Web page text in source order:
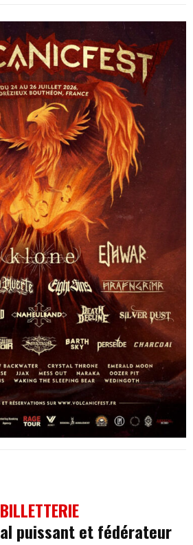
BILLETTERIE
puissant et fédérateur